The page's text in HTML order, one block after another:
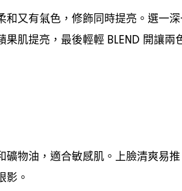
和又有氣色 ， 修飾同時提亮。選一
果肌提亮 ， 最後輕輕 BLEND 開讓兩
礦物油 ， 適合敏感肌。上臉清爽易推
影。